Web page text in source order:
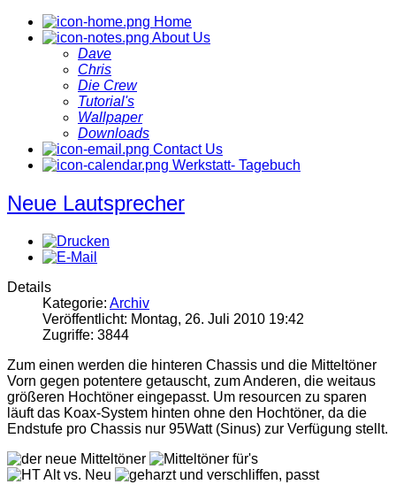
Home
About Us
Dave
Chris
Die Crew
Tutorial's
Wallpaper
Downloads
Contact Us
Werkstatt- Tagebuch
Neue Lautsprecher
Details
Kategorie: Archiv
Veröffentlicht: Montag, 26. Juli 2010 19:42
Zugriffe: 3844
Zum einen werden die hinteren Chassis und die Mitteltöner
Vorn gegen potentere getauscht, zum Anderen, die weitaus
größeren Hochtöner eingepasst. Um resourcen zu sparen
läuft das Koax-System hinten ohne den Hochtöner, da die
Endstufe pro Chassis nur 95Watt (Sinus) zur Verfügung stellt.